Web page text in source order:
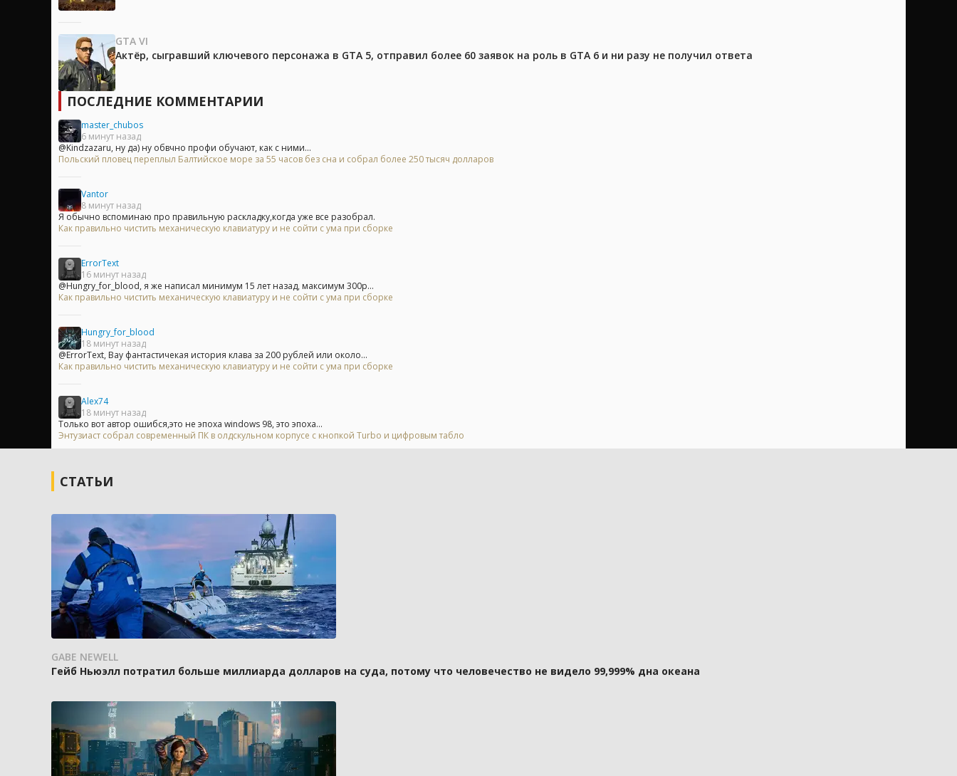
GTA VI
Актёр, сыгравший ключевого персонажа в GTA 5, отправил более 60 заявок на роль в GTA 6 и ни разу не получил ответа
ПОСЛЕДНИЕ КОММЕНТАРИИ
master_chubos
6 минут назад
@Kindzazaru, ну да) ну обвчно профи обучают, как с ними...
Польский пловец переплыл Балтийское море за 55 часов без сна и собрал более 250 тысяч долларов
Vantor
8 минут назад
Я обычно вспоминаю про правильную раскладку,когда уже все разобрал.
Как правильно чистить механическую клавиатуру и не сойти с ума при сборке
ErrorText
16 минут назад
@Hungry_for_blood, я же написал минимум 15 лет назад, максимум 300р...
Как правильно чистить механическую клавиатуру и не сойти с ума при сборке
Hungry_for_blood
18 минут назад
@ErrorText, Вау фантастичекая история клава за 200 рублей или около...
Как правильно чистить механическую клавиатуру и не сойти с ума при сборке
Alex74
18 минут назад
Только вот автор ошибся,это не эпоха windows 98, это эпоха...
Энтузиаст собрал современный ПК в олдскульном корпусе с кнопкой Turbo и цифровым табло
СТАТЬИ
GABE NEWELL
Гейб Ньюэлл потратил больше миллиарда долларов на суда, потому что человечество не видело 99,999% дна океана